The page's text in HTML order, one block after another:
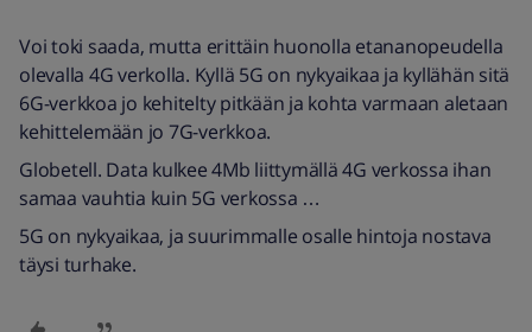
Voi toki saada, mutta erittäin huonolla etananopeudella
olevalla 4G verkolla. Kyllä 5G on nykyaikaa ja kyllähän sitä
6G-verkkoa jo kehitelty pitkään ja kohta varmaan aletaan
kehittelemään jo 7G-verkkoa.
Globetell. Data kulkee 4Mb liittymällä 4G verkossa ihan
samaa vauhtia kuin 5G verkossa …
5G on nykyaikaa, ja suurimmalle osalle hintoja nostava
täysi turhake.